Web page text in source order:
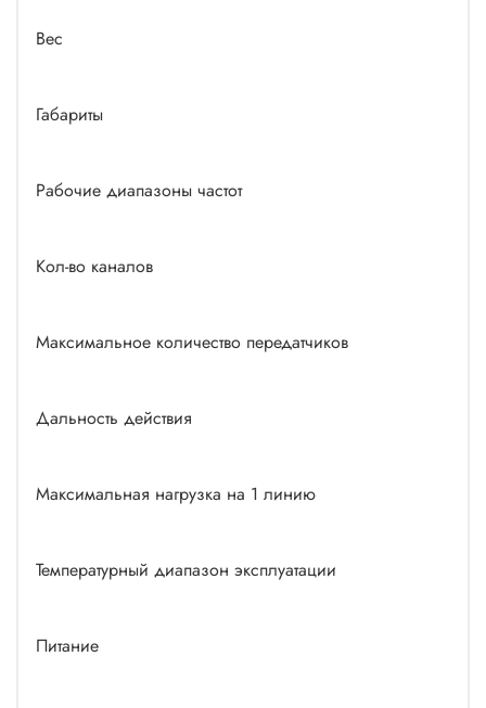
Вес
Габариты
Рабочие диапазоны частот
Кол-во каналов
Максимальное количество передатчиков
Дальность действия
Максимальная нагрузка на 1 линию
Температурный диапазон эксплуатации
Питание